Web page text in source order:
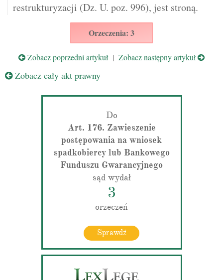
restrukturyzacji (Dz. U. poz. 996), jest stroną.
Orzeczenia: 3
Zobacz poprzedni artykuł | Zobacz następny artykuł
Zobacz cały akt prawny
Do
Art. 176. Zawieszenie
postępowania na wniosek
spadkobiercy lub Bankowego
Funduszu Gwarancyjnego
sąd wydał
3
orzeczeń
Sprawdź